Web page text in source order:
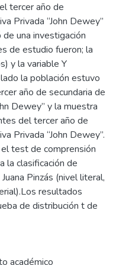
tercer año de
Privada “John Dewey”
una investigación
de estudio fueron; la
y la variable Y
la población estuvo
año de secundaria de
Dewey” y la muestra
del tercer año de
Privada “John Dewey”.
test de comprensión
la clasificación de
Pinzás (nivel literal,
resultados
de distribución t de
académico